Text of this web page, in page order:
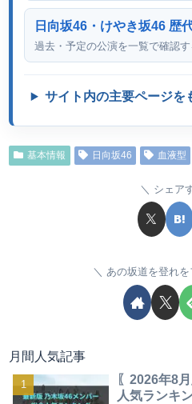
日向坂46・けやき坂46 歴
過去・予定の公演を一覧で確認す
サイト内の主要ページを
基本情報 日向坂46 血液型
シェア
あの坂道を登れ
月間人気記事
〖2026年8
人気ランキ